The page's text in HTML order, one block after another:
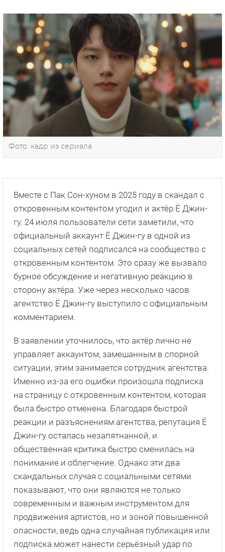
Фото: кадр из сериала
Вместе с Пак Сон-хуном в 2025 году в скандал с
откровенным контентом угодил и актёр Ё Джин-
гу. 24 июля пользователи сети заметили, что
официальный аккаунт Ё Джин-гу в одной из
социальных сетей подписался на сообщество с
откровенным контентом. Это сразу же вызвало
бурное обсуждение и негативную реакцию в
сторону актёра. Уже через несколько часов
агентство Ё Джин-гу выступило с официальным
комментарием.
В заявлении уточнилось, что актёр лично не
управляет аккаунтом, замешанным в спорной
ситуации, этим занимается сотрудник агентства.
Именно из-за его ошибки произошла подписка
на страницу с откровенным контентом, которая
была быстро отменена. Благодаря быстрой
реакции и разъяснениям агентства, репутация Ё
Джин-гу осталась незапятнанной, и
общественная критика быстро сменилась на
понимание и облегчение. Однако эти два
скандальных случая с социальными сетями
показывают, что они являются не только
современным и важным инструментом для
продвижения артистов, но и зоной повышенной
опасности, ведь одна случайная публикация или
подписка может нанести серьёзный удар по